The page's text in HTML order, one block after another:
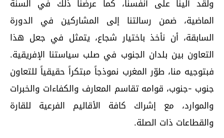
ولقد آلينا على أنفسنا، كما عرضنا ذلك في السنة
الماضية، ضمن رسالتنا إلى المشاركين في الدورة
السابقة، أن نأخذ باختيار شجاع، يتمثل في جعل هذا
التعاون بين بلدان الجنوب في صلب سياستنا الإفريقية.
فبتوجيه منا، طوّر المغرب نموذجاً مبتكراً حقيقياً للتعاون
جنوب -جنوب، قوامه تقاسم المعارف والكفاءات والخبرات
والموارد، مع إشراك كافة الأقاليم الفرعية للقارة
والقطاعات ذات الصلة.